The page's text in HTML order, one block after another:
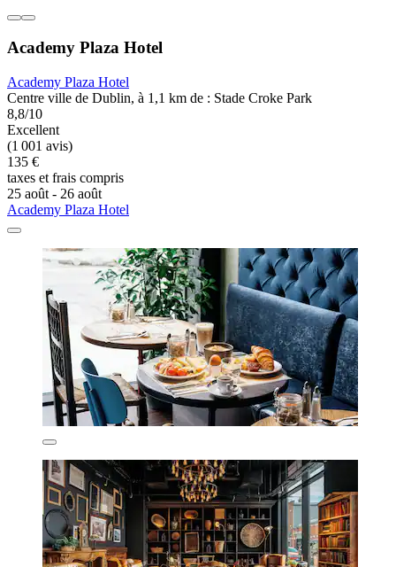
Academy Plaza Hotel
Academy Plaza Hotel
Centre ville de Dublin, à 1,1 km de : Stade Croke Park
8,8/10
Excellent
(1 001 avis)
135 €
taxes et frais compris
25 août - 26 août
Academy Plaza Hotel